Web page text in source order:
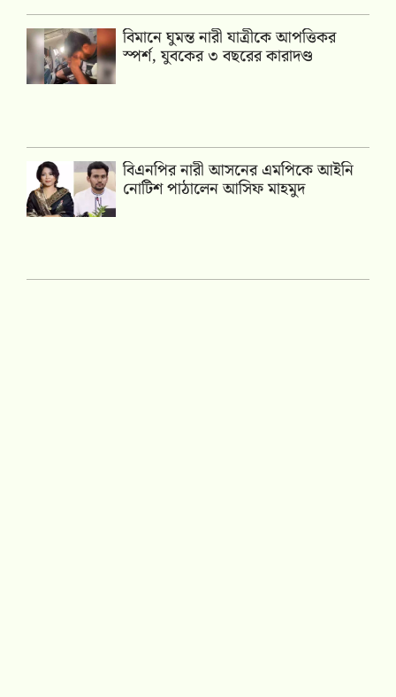
বিমানে ঘুমন্ত নারী যাত্রীকে আপত্তিকর
স্পর্শ, যুবকের ৩ বছরের কারাদণ্ড
বিএনপির নারী আসনের এমপিকে আইনি
নোটিশ পাঠালেন আসিফ মাহমুদ